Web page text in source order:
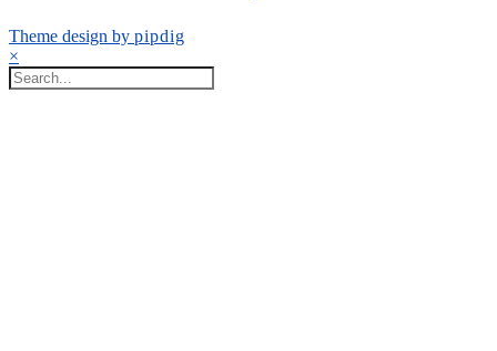
Theme design by pipdig
×